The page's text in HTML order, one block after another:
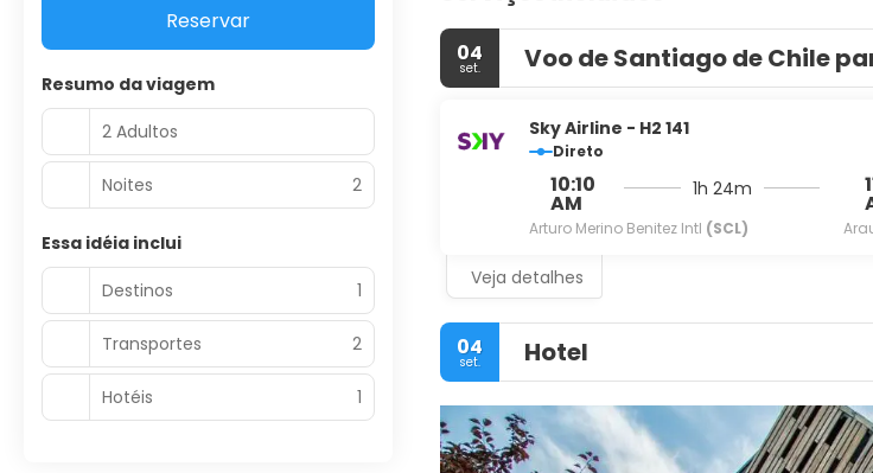
04
set. Voo de Santiago de Chile
Sky Airline - H2 141
Direto
10:10
AM
Arturo Merino Benitez Intl (SCL)
1h 24m
Veja detalhes
04
set. Hotel
Reservar
Resumo da viagem
2 Adultos
Noites 2
Essa idéia inclui
Destinos
1
Transportes 2
Hotéis 1